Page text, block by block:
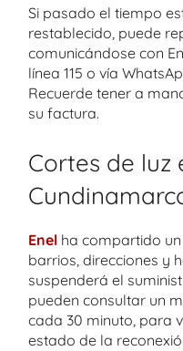
Si pasado el tiempo
restablecido, puede
comunicándose con
línea 115 o vía
Recuerde tener a
su factura.
Cortes de luz
Enel ha compartido
barrios, direcciones y
suspenderá el
pueden consultar un
cada 30 minuto, para
estado de la